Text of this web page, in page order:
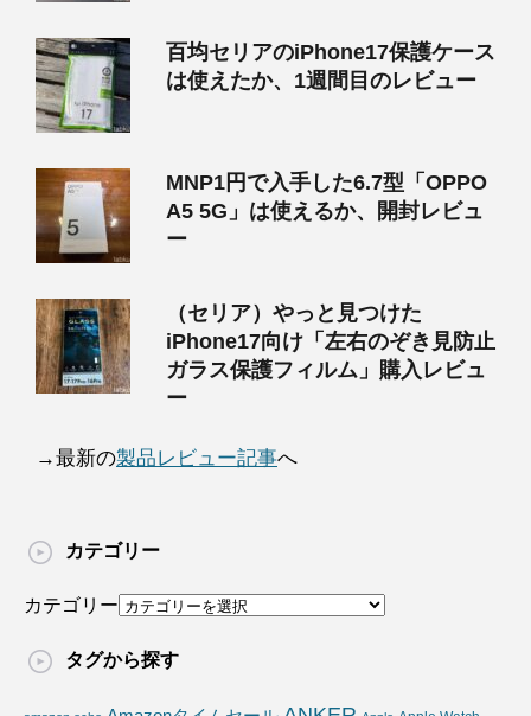
百均セリアのiPhone17保護ケース
は使えたか、1週間目のレビュー
MNP1円で入手した6.7型「OPPO
A5 5G」は使えるか、開封レビュ
ー
（セリア）やっと見つけた
iPhone17向け「左右のぞき見防止
ガラス保護フィルム」購入レビュ
ー
→最新の製品レビュー記事へ
カテゴリー
カテゴリー
タグから探す